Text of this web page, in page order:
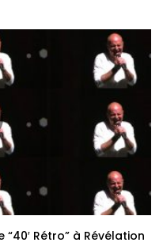
Rétro” à Révélation